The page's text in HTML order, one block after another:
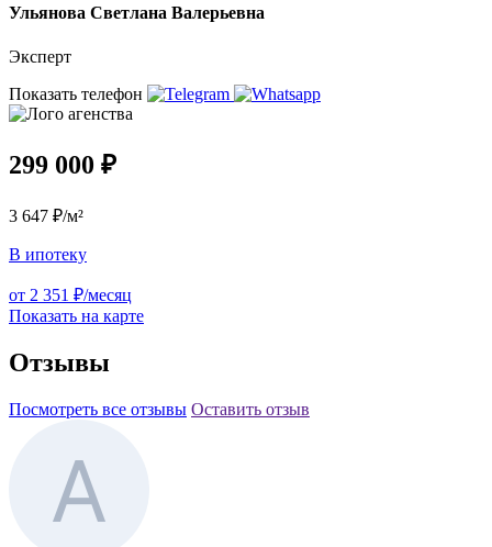
Ульянова Светлана Валерьевна
Эксперт
Показать телефон
299 000 ₽
3 647 ₽/м²
В ипотеку
от 2 351 ₽/месяц
Показать на карте
Отзывы
Посмотреть все отзывы Оставить отзыв